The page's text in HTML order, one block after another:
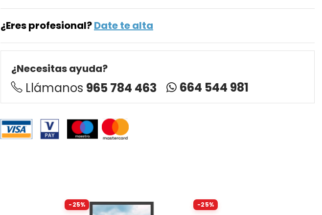
¿Eres profesional?Date te alta
¿Necesitas ayuda?
Llámanos 965 784 463 664 544 981
-25% -25%